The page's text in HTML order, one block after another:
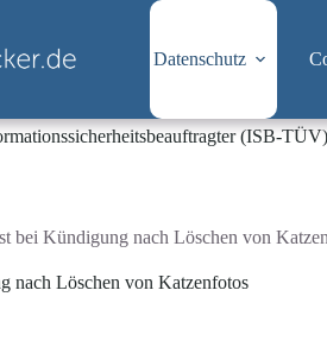
Datenschutz
(ISB-TÜV)
bei Kündigung nach Löschen von
nach Löschen von Katzenfotos